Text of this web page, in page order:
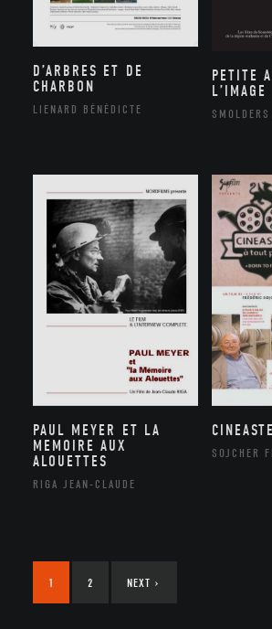
D’ARBRES ET DE
CHARBON
LIENARD BÉNÉDICTE
PETITE
L’IMAGE
PAUL MEYER ET LA
MEMOIRE AUX
ALOUETTES
RIGA JEAN-CLAUDE
SOJCHER
1 2 NEXT ›